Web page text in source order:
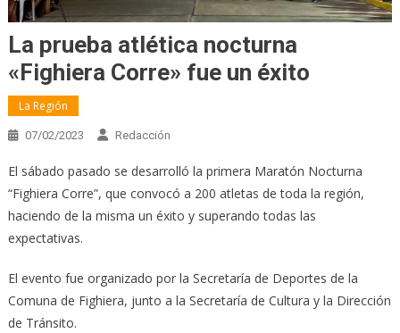
La prueba atlética nocturna
«Fighiera Corre» fue un éxito
La Región
07/02/2023 Redacción
El sábado pasado se desarrolló la primera Maratón Nocturna
“Fighiera Corre”, que convocó a 200 atletas de toda la región,
haciendo de la misma un éxito y superando todas las
expectativas.
El evento fue organizado por la Secretaría de Deportes de la
Comuna de Fighiera, junto a la Secretaría de Cultura y la Dirección
de Tránsito.